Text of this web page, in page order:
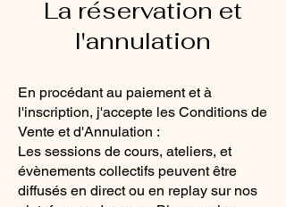
La réservation et
l'annulation
En procédant au paiement et à
l'inscription, j'accepte les Conditions de
Vente et d'Annulation :
Les sessions de cours, ateliers, et
évènements collectifs peuvent être
diffusés en direct ou en replay sur nos